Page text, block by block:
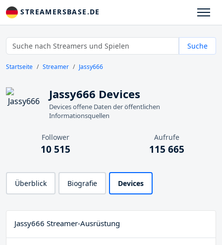
STREAMERSBASE.DE
Suche
Startseite Streamer Jassy666
Jassy666 Devices
Devices offene Daten der öffentlichen
Informationsquellen
Follower
10 515
Aufrufe
115 665
Überblick Biografie Devices
Jassy666 Streamer-Ausrüstung